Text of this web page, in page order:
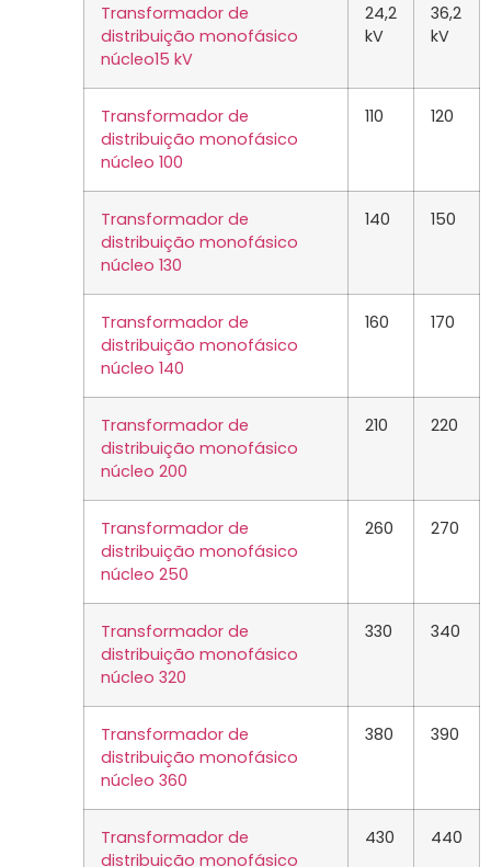
Transformador de
distribuição monofásico
núcleo15 kV
24,2
kV
36,2
kV
Transformador de
distribuição monofásico
núcleo 100
110 120
Transformador de
distribuição monofásico
núcleo 130
140 150
Transformador de
distribuição monofásico
núcleo 140
160 170
Transformador de
distribuição monofásico
núcleo 200
210 220
Transformador de
distribuição monofásico
núcleo 250
260 270
Transformador de
distribuição monofásico
núcleo 320
330 340
Transformador de
distribuição monofásico
núcleo 360
380 390
Transformador de
distribuição monofásico
430 440